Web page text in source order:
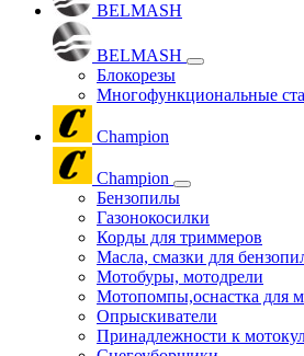
BELMASH
BELMASH
Блокорезы
Многофункциональные
Champion
Champion
Бензопилы
Газонокосилки
Корды для триммеров
Масла, смазки для
Мотобуры, мотодрели
Мотопомпы,оснастка для
Опрыскиватели
Принадлежности к